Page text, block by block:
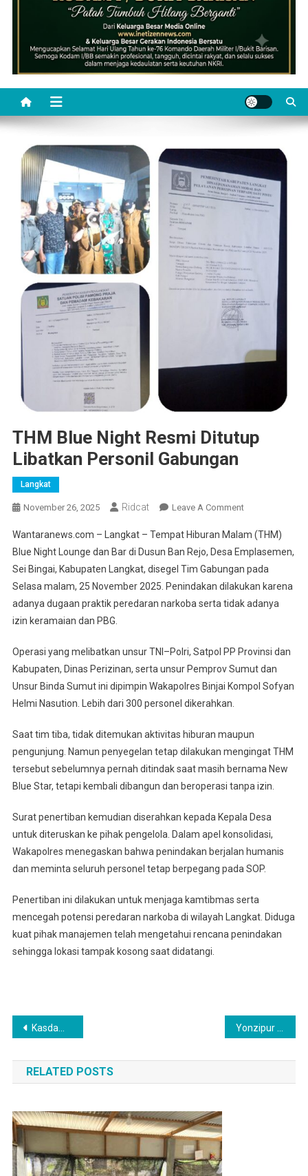
THM Blue Night Resmi Ditutup
Libatkan Personil Gabungan
Langkat
November 26, 2025 Ridcat Leave A CommentOn
Blue
Night
Resmi
Ditutup
Libatkan
Wantaranews.com – Langkat – Tempat Hiburan Malam (THM)
Blue Night Lounge dan Bar di Dusun Ban Rejo, Desa Emplasemen,
Sei Bingai, Kabupaten Langkat, disegel Tim Gabungan pada
Selasa malam, 25 November 2025. Penindakan dilakukan karena
adanya dugaan praktik peredaran narkoba serta tidak adanya
izin keramaian dan PBG.
Operasi yang melibatkan unsur TNI–Polri, Satpol PP Provinsi dan
Kabupaten, Dinas Perizinan, serta unsur Pemprov Sumut dan
Unsur Binda Sumut ini dipimpin Wakapolres Binjai Kompol Sofyan
Helmi Nasution. Lebih dari 300 personel dikerahkan.
Saat tim tiba, tidak ditemukan aktivitas hiburan maupun
pengunjung. Namun penyegelan tetap dilakukan mengingat THM
tersebut sebelumnya pernah ditindak saat masih bernama New
Blue Star, tetapi kembali dibangun dan beroperasi tanpa izin.
Surat penertiban kemudian diserahkan kepada Kepala Desa
untuk diteruskan ke pihak pengelola. Dalam apel konsolidasi,
Wakapolres menegaskan bahwa penindakan berjalan humanis
dan meminta seluruh personel tetap berpegang pada SOP.
Penertiban ini dilakukan untuk menjaga kamtibmas serta
mencegah potensi peredaran narkoba di wilayah Langkat. Diduga
kuat pihak manajemen telah mengetahui rencana penindakan
sehingga lokasi tampak kosong saat didatangi.
Navigasi
pos
Kasdam I/BB Melakukan Kunjungan ke Yon Kopasgat 469, Satuan Brimob Polda Sumut, dan Yonmarhanlan I Belawan Yonzipur 1/DD Kerahkan Pasukan Dan Alat Berat Bersihkan Longsor di Jalur Tarutung–Sibolga
RELATED POSTS